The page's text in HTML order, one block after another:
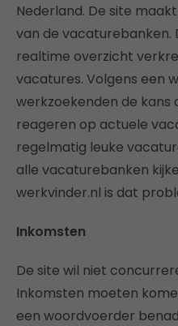
Nederland. De site
van de vacaturebanken.
realtime overzicht
vacatures. Volgens een
werkzoekenden de kans
reageren op actuele
regelmatig leuke
alle vacaturebanken
werkvinder.nl is dat
Inkomsten
De site wil niet
Inkomsten moeten
een woordvoerder